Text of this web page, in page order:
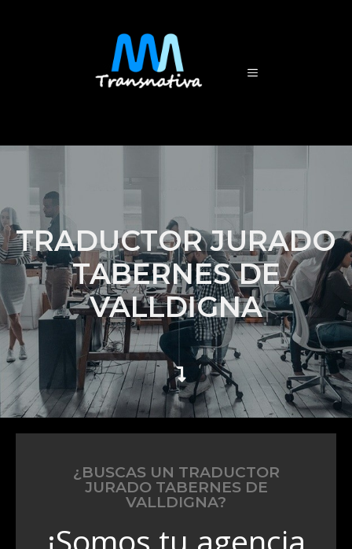
TRADUCTOR JURADO
TABERNES DE
VALLDIGNA
¿BUSCAS UN TRADUCTOR
JURADO TABERNES DE
VALLDIGNA?